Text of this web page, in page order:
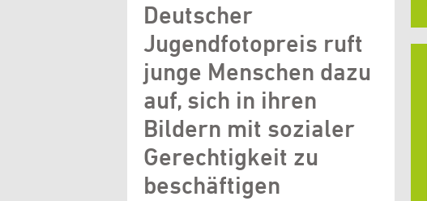
Deutscher
Jugendfotopreis ruft
junge Menschen dazu
auf, sich in ihren
Bildern mit sozialer
Gerechtigkeit zu
beschäftigen